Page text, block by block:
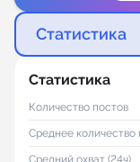
Статистика
Статистика
Количество постов
Среднее количество
Средний охват (24ч)